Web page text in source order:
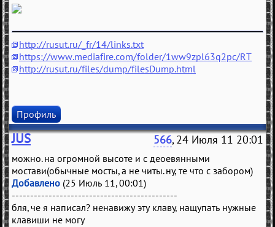
http://rusut.ru/_fr/14/links.txt
https://www.mediafire.com/folder/1ww9zpl63q2pc/RT
http://rusut.ru/files/dump/filesDump.html
Профиль
JUS 566, 24 Июля 11 20:01
можно. на огромной высоте и с деоевянными
мостави(обычные мосты, а не читы. ну, те что с забором)
Добавлено (25 Июль 11, 00:01)
---------------------------------------------
бля, че я написал? ненавижу эту клаву, нащупать нужные
клавиши не могу